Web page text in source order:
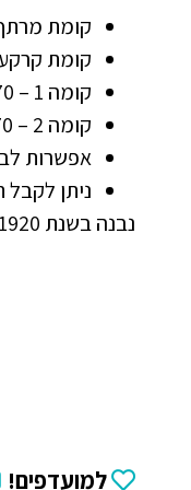
קומת מרתף –
קומת קרקע (
קומה 1 – 170 מ"ר
קומה 2 – 70 מ"ר
אפשרות לבניית
ניתן
נבנה בשנת 1920, בסגנון ניאו קלאסי וזקוק לשיפוץ.
למועדפים!